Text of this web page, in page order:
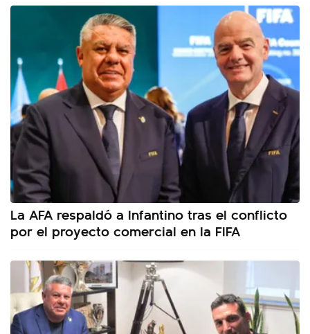
La AFA respaldó a Infantino tras el conflicto
por el proyecto comercial en la FIFA